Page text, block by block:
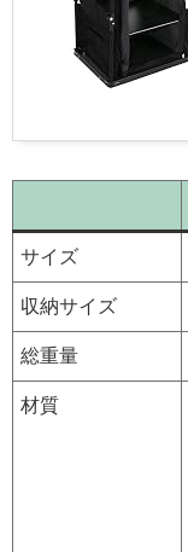
サイズ
収納サイズ
総重量
材質